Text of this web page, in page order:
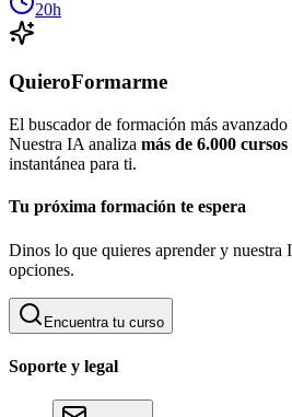
20h
QuieroFormarme
El buscador de formación más avanzado
Nuestra IA analiza más de 6.000 cursos
instantánea para ti.
Tu próxima formación te espera
Dinos lo que quieres aprender y nuestra
opciones.
Encuentra tu curso
Soporte y legal